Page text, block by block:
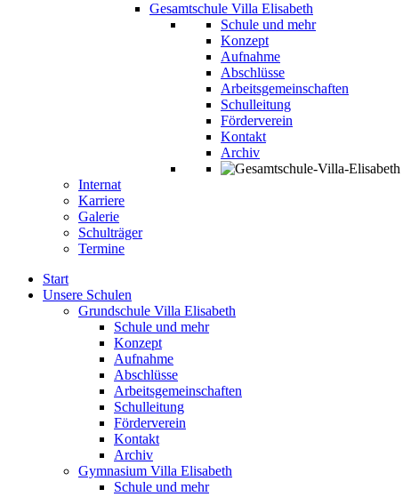
Gesamtschule Villa Elisabeth
Schule und mehr
Konzept
Aufnahme
Abschlüsse
Arbeitsgemeinschaften
Schulleitung
Förderverein
Kontakt
Archiv
Internat
Karriere
Galerie
Schulträger
Termine
Start
Unsere Schulen
Grundschule Villa Elisabeth
Schule und mehr
Konzept
Aufnahme
Abschlüsse
Arbeitsgemeinschaften
Schulleitung
Förderverein
Kontakt
Archiv
Gymnasium Villa Elisabeth
Schule und mehr